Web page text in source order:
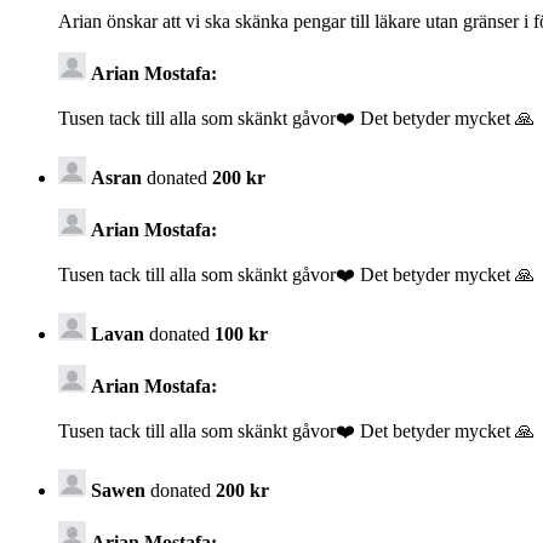
Arian önskar att vi ska skänka pengar till läkare utan gränser i
Arian Mostafa:
Tusen tack till alla som skänkt gåvor❤️ Det betyder mycket 🙏
Asran donated 200 kr
Arian Mostafa:
Tusen tack till alla som skänkt gåvor❤️ Det betyder mycket 🙏
Lavan donated 100 kr
Arian Mostafa:
Tusen tack till alla som skänkt gåvor❤️ Det betyder mycket 🙏
Sawen donated 200 kr